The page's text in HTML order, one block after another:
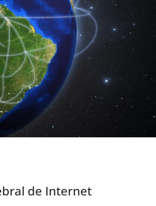
de Internet